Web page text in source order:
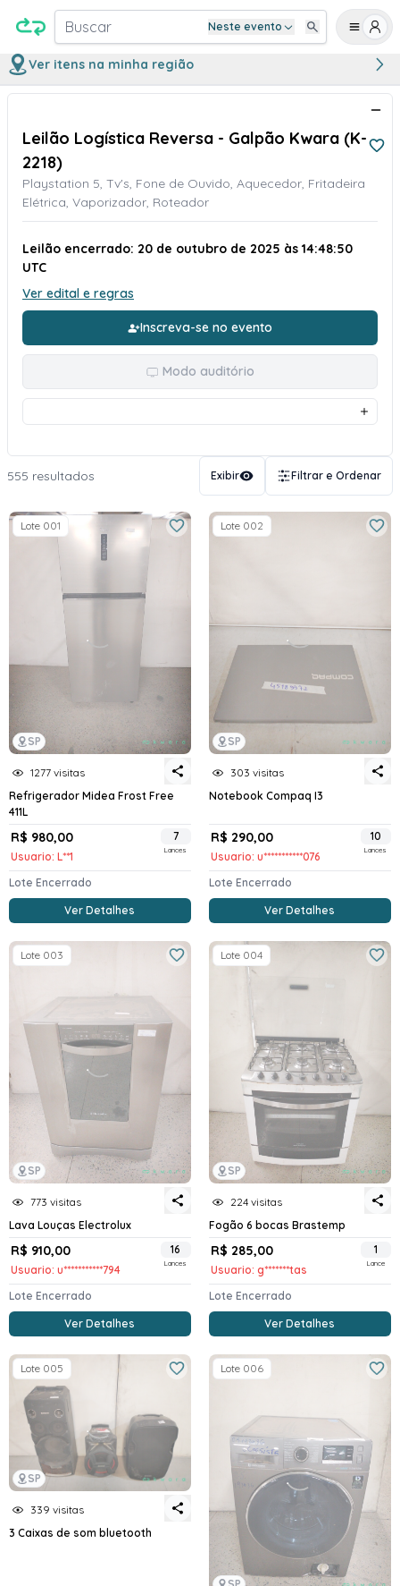
Buscar Neste evento
Ver itens na minha região
Leilão Logística Reversa - Galpão Kwara (K-
2218)
Playstation 5, Tv's, Fone de Ouvido, Aquecedor, Fritadeira
Elétrica, Vaporizador, Roteador
Leilão encerrado: 20 de outubro de 2025 às 14:48:50
UTC
Ver edital e regras
Inscreva-se no evento
Modo auditório
555 resultados Exibir Filtrar e Ordenar
SP
Lote 001
1277 visitas
Refrigerador Midea Frost Free
411L
R$ 980,00
Usuario: L**1
7
Lances
Lote Encerrado
Ver Detalhes
SP
Lote 002
303 visitas
Notebook Compaq I3
R$ 290,00
Usuario: u***********076
10
Lances
Lote Encerrado
Ver Detalhes
SP
Lote 003
773 visitas
Lava Louças Electrolux
R$ 910,00
Usuario: u***********794
16
Lances
Lote Encerrado
Ver Detalhes
SP
Lote 004
224 visitas
Fogão 6 bocas Brastemp
R$ 285,00
Usuario: g*******tas
1
Lance
Lote Encerrado
Ver Detalhes
SP
Lote 005
339 visitas
3 Caixas de som bluetooth
Lote 006